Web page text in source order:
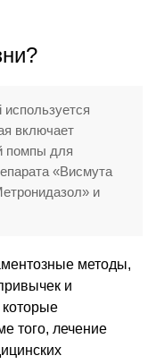
включает
помпы для
«Висмута
и
методы,
и
того, лечение